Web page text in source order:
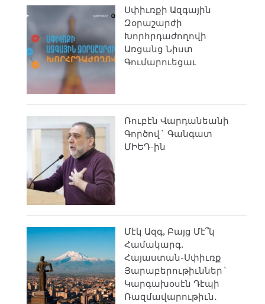
Սփիւռքի Ազգային
Զօրաշարժի
Խորհրդաժողովի
Առցանց Նիստ
Գումարուեցաւ
Ռուբէն Վարդանեանի
Գործով` Գանգատ
ՄԻԵԴ-ին
Մէկ Ազգ, Բայց Մէ՞կ
Համակարգ.
Հայաստան-Սփիւռք
Յարաբերութիւններ`
Կարգախօսէն Դէպի
Ռազմավարութիւն․